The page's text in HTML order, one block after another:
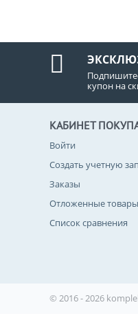
купон на
КАБИНЕТ
Войти
Создать учетную
Заказы
Отложенные товары
Список сравнения
© 2016 - 2026